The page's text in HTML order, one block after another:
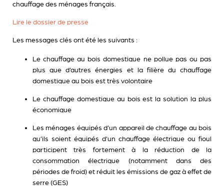
chauffage des ménages français.
Lire le dossier de presse
Les messages clés ont été les suivants :
Le chauffage au bois domestique ne pollue pas ou pas
plus que d’autres énergies et la filière du chauffage
domestique au bois est très volontaire
Le chauffage domestique au bois est la solution la plus
économique
Les ménages équipés d’un appareil de chauffage au bois
qu’ils soient équipés d’un chauffage électrique ou fioul
participent très fortement à la réduction de la
consommation électrique (notamment dans des
périodes de froid) et réduit les émissions de gaz à effet de
serre (GES)